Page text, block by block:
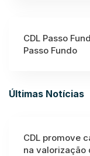
CDL Passo
Passo Fundo
Últimas Notícias
CDL promove
na valorização